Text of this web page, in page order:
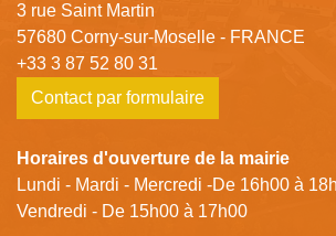
3 rue Saint Martin
57680 Corny-sur-Moselle - FRANCE
+33 3 87 52 80 31
Contact par formulaire
Horaires d'ouverture de la mairie
Lundi - Mardi - Mercredi -De 16h00 à
Vendredi - De 15h00 à 17h00